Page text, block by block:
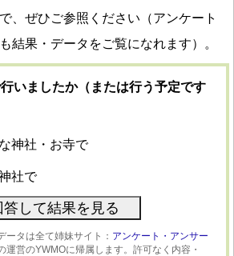
、ぜひご参照ください（アンケート
結果・データをご覧になれます）。
いましたか（または行う予定です
神社・お寺で
社で
ータは全て姉妹サイト： アンケート・アンサー
運営のYWMOに帰属します。許可なく内容・